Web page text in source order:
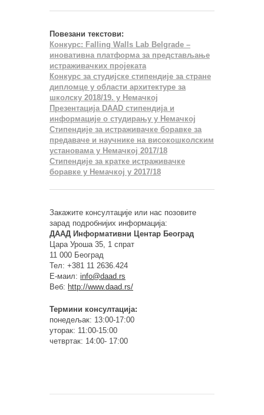
Повезани текстови:
Конкурс: Falling Walls Lab Belgrade –
иновативна платформа за представљање
истраживачких пројеката
Конкурс за студијске стипендије за стране
дипломце у области архитектуре за
школску 2018/19. у Немачкој
Презентација DAAD стипендија и
информације о студирању у Немачкој
Стипендије за истраживачке боравке за
предаваче и научнике на високошколским
установама у Немачкој 2017/18
Стипендије за кратке истраживачке
боравке у Немачкој у 2017/18
Закажите консултације или нас позовите
зарад подробнијих информација:
ДААД Информативни Центар Београд
Цара Уроша 35, 1 спрат
11 000 Београд
Тел: +381 11 2636.424
Е-маил: info@daad.rs
Веб: http://www.daad.rs/
Термини консултација:
понедељак: 13:00-17:00
уторак: 11:00-15:00
четвртак: 14:00- 17:00